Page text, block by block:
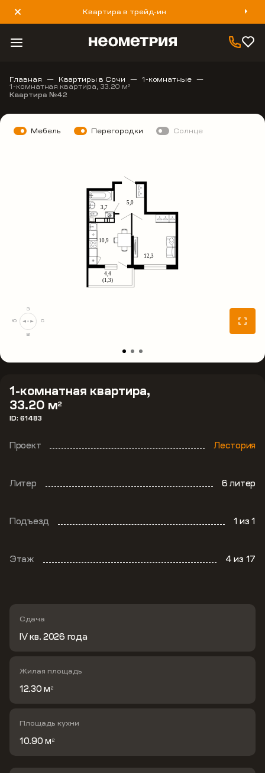
Квартира в трейд-ин
8 800 777 40 93
Главная Квартиры в Сочи 1-комнатные
1-комнатная квартира, 33.20 м2
Квартира №42
1-комнатная квартира,
33.20 м2
ID: 61483
Проект Лестория
Литер 6 литер
Подъезд 1из 1
Этаж 4из 17
Сдача
IV кв. 2026 года
Жилая площадь
12.30 м 2
Площадь кухни
10.90 м 2
Мебель Перегородки Солнце
С
В
Ю
З